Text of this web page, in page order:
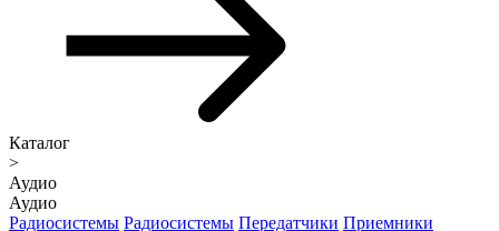
Каталог
>
Аудио
Аудио
Радиосистемы Радиосистемы Передатчики Приемники